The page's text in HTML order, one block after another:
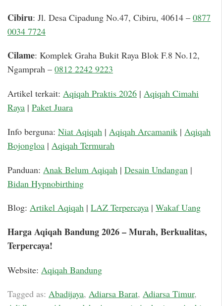
Cibiru: Jl. Desa Cipadung No.47, Cibiru, 40614 – 0877
0034 7724
Cilame: Komplek Graha Bukit Raya Blok F.8 No.12,
Ngamprah – 0812 2242 9223
Artikel terkait: Aqiqah Praktis 2026 | Aqiqah Cimahi
Raya | Paket Juara
Info berguna: Niat Aqiqah | Aqiqah Arcamanik | Aqiqah
Bojongloa | Aqiqah Termurah
Panduan: Anak Belum Aqiqah | Desain Undangan |
Bidan Hypnobirthing
Blog: Artikel Aqiqah | LAZ Terpercaya | Wakaf Uang
Harga Aqiqah Bandung 2026 – Murah, Berkualitas,
Terpercaya!
Website: Aqiqah Bandung
Tagged as: Abadijaya, Adiarsa Barat, Adiarsa Timur,